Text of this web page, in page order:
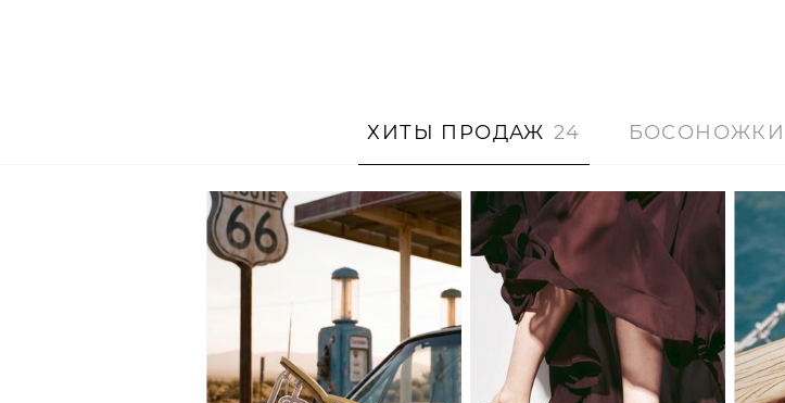
ХИТЫ ПРОДАЖ 24 БОСОНОЖКИ